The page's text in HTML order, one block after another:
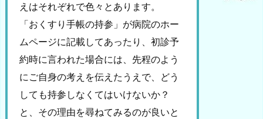
えはそれぞれで色々とあります。
「おくすり手帳の持参」が病院のホー
ムページに記載してあったり、初診予
約時に言われた場合には、先程のよう
にご自身の考えを伝えたうえで、どう
しても持参しなくてはいけないか？
と、その理由を尋ねてみるのが良いと